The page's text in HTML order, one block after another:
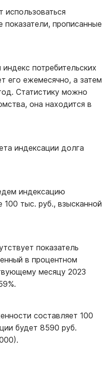
использоваться
показатели, прописанные
потребительских
его ежемесячно, а затем
Статистику можно
она находится в
индексации долга
индексацию
тыс. руб., взысканной
показатель
в процентном
месяцу 2023
составляет 100
будет 8590 руб.